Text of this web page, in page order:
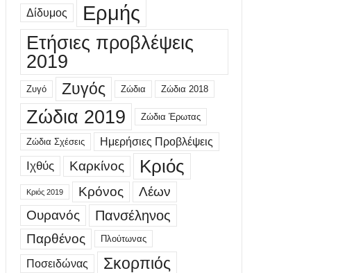
Δίδυμος Ερμής
Ετήσιες προβλέψεις
2019
Ζυγό Ζυγός Ζώδια Ζώδια 2018
Ζώδια 2019 Ζώδια Έρωτας
Ζώδια Σχέσεις Ημερήσιες Προβλέψεις
Ιχθύς Καρκίνος Κριός
Κριός 2019 Κρόνος
Λέων
Ουρανός
Πανσέληνος
Παρθένος Πλούτωνας
Ποσειδώνας Σκορπιός